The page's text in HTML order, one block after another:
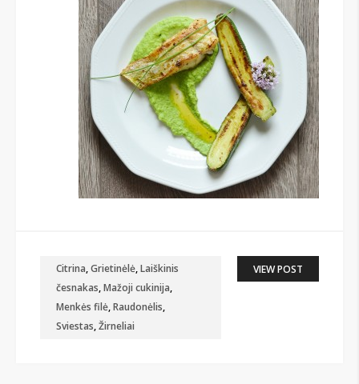
Citrina,Grietinėlė,Laiškinis
česnakas,Mažoji cukinija,
Menkės filė,Raudonėlis,
Sviestas,Žirneliai
VIEW POST